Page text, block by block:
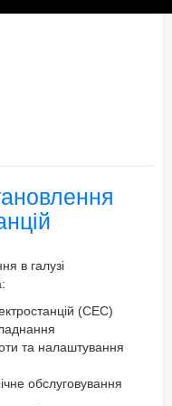
в галузі
(СЕС)
та налаштування
обслуговування